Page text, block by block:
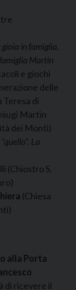
in famiglia,
famiglia Martin
e giochi
delle
Teresa di
Martin
dei Monti)
La
(Chiostro S.
(Chiesa
alla Porta
di ricevere il